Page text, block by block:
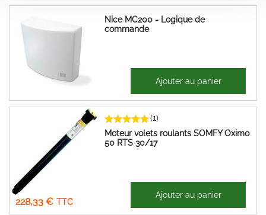
Nice MC200 - Logique de
commande
102,29 € Ajouter au panier
Moteur volets roulants SOMFY Oximo
50 RTS 30/17
(1)
228,33 €
190,27 € Ajouter au panier